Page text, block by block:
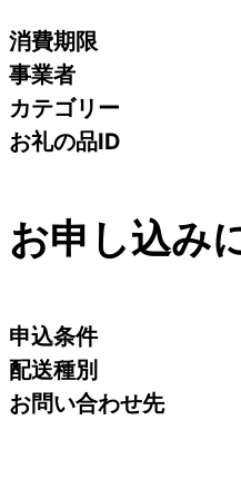
消費期限
事業者
カテゴリー
お礼の品ID
お申し込み
申込条件
配送種別
お問い合わせ先